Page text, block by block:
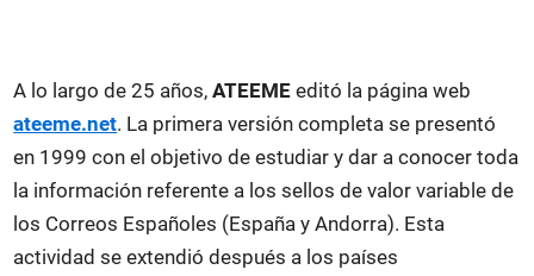
A lo largo de 25 años,ATEEME editó la página web
ateeme.net. La primera versión completa se presentó
en 1999 con el objetivo de estudiar y dar a conocer toda
la información referente a los sellos de valor variable de
los Correos Españoles (España y Andorra). Esta
actividad se extendió después a los países